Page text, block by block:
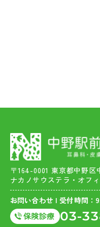
〒164-0001 東京都中野区
ナカノサウステラ・オフ
お問い合わせ | 受付時間：
03-